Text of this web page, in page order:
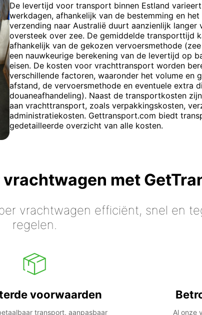
De levertijd voor transport binnen Estland
werkdagen, afhankelijk van de bestemming en
verzending naar Australië duurt aanzienlijk
oversteek over zee. De gemiddelde transporttijd
afhankelijk van de gekozen vervoersmethode
een nauwkeurige berekening van de levertijd op
eisen. De kosten voor vrachttransport worden
verschillende factoren, waaronder het volume en
afstand, de vervoersmethode en eventuele extra
douaneafhandeling). Naast de transportkosten
aan vrachttransport, zoals verpakkingskosten,
administratiekosten. Gettransport.com biedt
gedetailleerde overzicht van alle kosten.
met
vrachtwagen efficiënt, snel en
regelen.
voorwaarden
transport, aanpasbaar
Al onze